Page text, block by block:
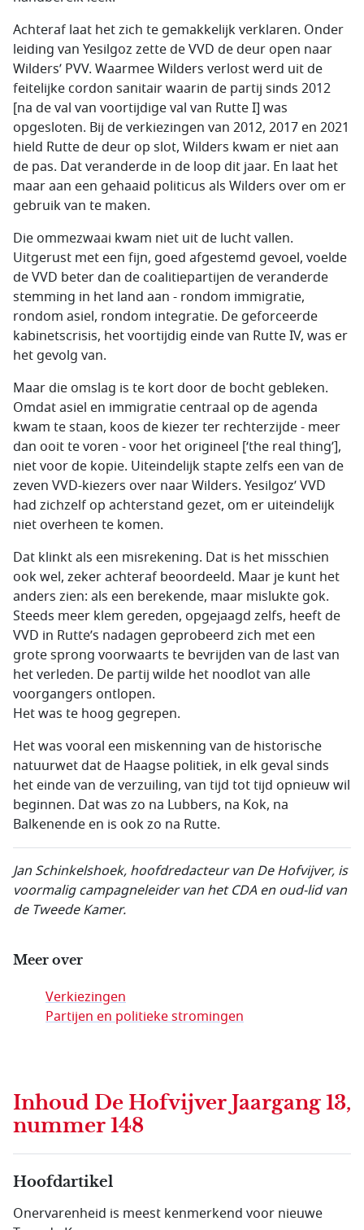
Achteraf laat het zich te gemakkelijk verklaren. Onder
leiding van Yesilgoz zette de VVD de deur open naar
Wilders’ PVV. Waarmee Wilders verlost werd uit de
feitelijke cordon sanitair waarin de partij sinds 2012
[na de val van voortijdige val van Rutte I] was
opgesloten. Bij de verkiezingen van 2012, 2017 en 2021
hield Rutte de deur op slot, Wilders kwam er niet aan
de pas. Dat veranderde in de loop dit jaar. En laat het
maar aan een gehaaid politicus als Wilders over om er
gebruik van te maken.
Die ommezwaai kwam niet uit de lucht vallen.
Uitgerust met een fijn, goed afgestemd gevoel, voelde
de VVD beter dan de coalitiepartijen de veranderde
stemming in het land aan - rondom immigratie,
rondom asiel, rondom integratie. De geforceerde
kabinetscrisis, het voortijdig einde van Rutte IV, was er
het gevolg van.
Maar die omslag is te kort door de bocht gebleken.
Omdat asiel en immigratie centraal op de agenda
kwam te staan, koos de kiezer ter rechterzijde - meer
dan ooit te voren - voor het origineel [‘the real thing’],
niet voor de kopie. Uiteindelijk stapte zelfs een van de
zeven VVD-kiezers over naar Wilders. Yesilgoz’ VVD
had zichzelf op achterstand gezet, om er uiteindelijk
niet overheen te komen.
Dat klinkt als een misrekening. Dat is het misschien
ook wel, zeker achteraf beoordeeld. Maar je kunt het
anders zien: als een berekende, maar mislukte gok.
Steeds meer klem gereden, opgejaagd zelfs, heeft de
VVD in Rutte’s nadagen geprobeerd zich met een
grote sprong voorwaarts te bevrijden van de last van
het verleden. De partij wilde het noodlot van alle
voorgangers ontlopen.
Het was te hoog gegrepen.
Het was vooral een miskenning van de historische
natuurwet dat de Haagse politiek, in elk geval sinds
het einde van de verzuiling, van tijd tot tijd opnieuw wil
beginnen. Dat was zo na Lubbers, na Kok, na
Balkenende en is ook zo na Rutte.
Jan Schinkelshoek, hoofdredacteur van De Hofvijver, is
voormalig campagneleider van het CDA en oud-lid van
de Tweede Kamer.
Meer over
Verkiezingen
Partijen en politieke stromingen
Inhoud De Hofvijver Jaargang 13,
nummer 148
Hoofdartikel
Onervarenheid is meest kenmerkend voor nieuwe